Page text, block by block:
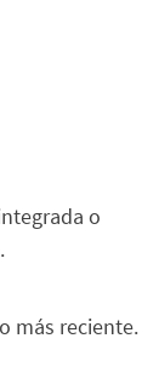
o
más reciente.